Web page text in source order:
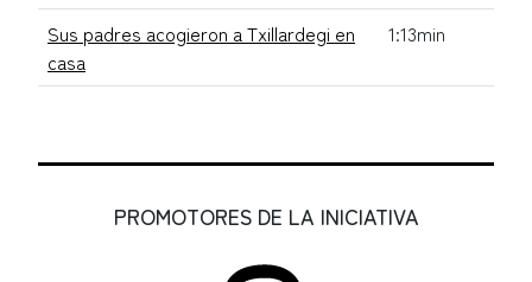
Sus padres acogieron a Txillardegi en
casa
1:13min
PROMOTORES DE LA INICIATIVA